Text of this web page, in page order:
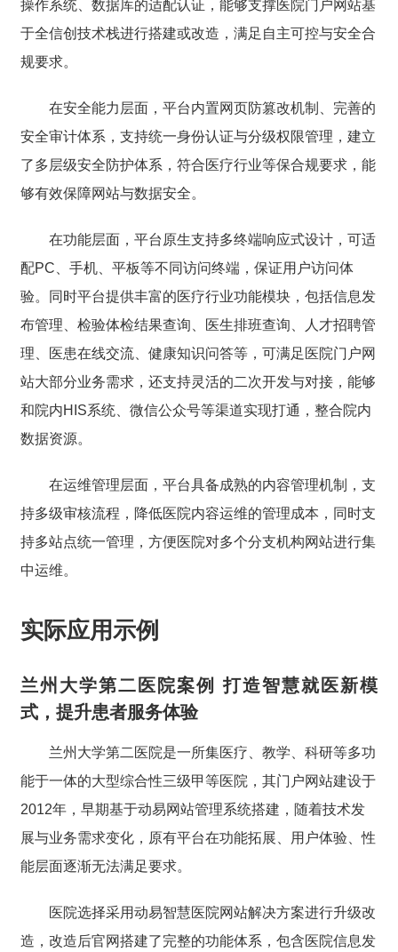
操作系统、数据库的适配认证，能够支撑医院门户网站基
于全信创技术栈进行搭建或改造，满足自主可控与安全合
规要求。
在安全能力层面，平台内置网页防篡改机制、完善的
安全审计体系，支持统一身份认证与分级权限管理，建立
了多层级安全防护体系，符合医疗行业等保合规要求，能
够有效保障网站与数据安全。
在功能层面，平台原生支持多终端响应式设计，可适
配PC、手机、平板等不同访问终端，保证用户访问体
验。同时平台提供丰富的医疗行业功能模块，包括信息发
布管理、检验体检结果查询、医生排班查询、人才招聘管
理、医患在线交流、健康知识问答等，可满足医院门户网
站大部分业务需求，还支持灵活的二次开发与对接，能够
和院内HIS系统、微信公众号等渠道实现打通，整合院内
数据资源。
在运维管理层面，平台具备成熟的内容管理机制，支
持多级审核流程，降低医院内容运维的管理成本，同时支
持多站点统一管理，方便医院对多个分支机构网站进行集
中运维。
实际应用示例
兰州大学第二医院案例 打造智慧就医新模
式，提升患者服务体验
兰州大学第二医院是一所集医疗、教学、科研等多功
能于一体的大型综合性三级甲等医院，其门户网站建设于
2012年，早期基于动易网站管理系统搭建，随着技术发
展与业务需求变化，原有平台在功能拓展、用户体验、性
能层面逐渐无法满足要求。
医院选择采用动易智慧医院网站解决方案进行升级改
造，改造后官网搭建了完整的功能体系，包含医院信息发